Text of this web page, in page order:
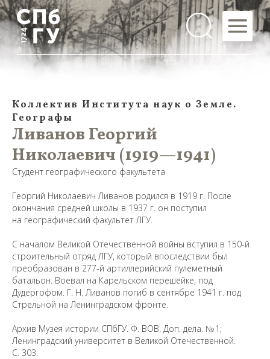
Коллектив Института наук о Земле.
Географы
Ливанов Георгий
Николаевич (1919—1941)
Студент географического факультета
Георгий Николаевич Ливанов родился в 1919 г. После
окончания средней школы в 1937 г. он поступил
на географический факультет ЛГУ.
С началом Великой Отечественной войны вступил в 150-й
строительный отряд ЛГУ, который впоследствии был
преобразован в 277-й артиллерийский пулеметный
батальон. Воевал на Карельском перешейке, под
Дудергофом. Г. Н. Ливанов погиб в сентябре 1941 г. под
Стрельной на Ленинградском фронте.
Архив Музея истории СПбГУ. Ф. ВОВ. Доп. дела. № 1;
Ленинградский университет в Великой Отечественной.
С. 303.